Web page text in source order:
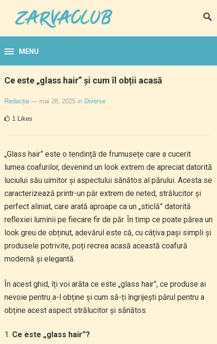
MENU
Ce este „glass hair” și cum îl obții acasă
Redacția — mai 28, 2025 in Diverse
1 Likes
„Glass hair” este o tendință de frumusețe care a cucerit
lumea coafurilor, devenind un look extrem de apreciat datorită
luciului său uimitor și aspectului sănătos al părului. Acesta se
caracterizează printr-un păr extrem de neted, strălucitor și
perfect aliniat, care arată aproape ca un „sticlă” datorită
reflexiei luminii pe fiecare fir de păr. În timp ce poate părea un
look greu de obținut, adevărul este că, cu câțiva pași simpli și
produsele potrivite, poți recrea acasă această coafură
modernă și elegantă.
În acest ghid, îți voi arăta ce este „glass hair”, ce produse ai
nevoie pentru a-l obține și cum să-ți îngrijești părul pentru a
obține acest aspect strălucitor și sănătos.
Ce este „glass hair”?